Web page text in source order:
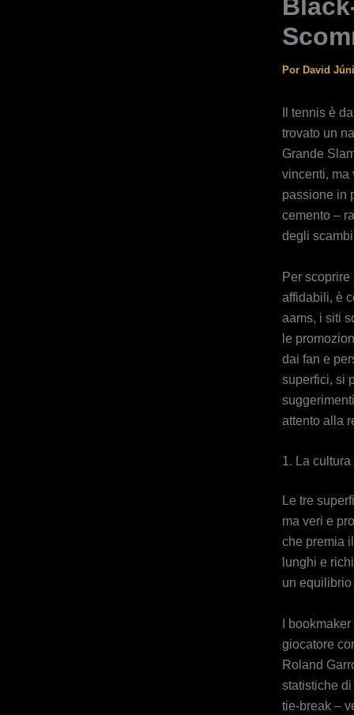
Por David
Il tennis è
trovato un
Grande
vincenti, ma
passione in
cemento –
degli
Per scoprire
affidabili, è
aams, i siti
le
dai fan e
superfici, si
attento alla
1. La
Le tre
ma veri e
che premia
lunghi e
un
I
giocatore
Roland
statistiche
tie‑break –